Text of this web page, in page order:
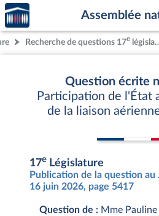
Aller au contenu
Aller en bas de la page
Accèder
à la
page
d'accueil
Assemblée
Recherche de questions 17e législature
Question écrite
Participation de l'État
de la liaison
17e Législature
Publication de la question
16 juin 2026, page 5417
Question de : Mme